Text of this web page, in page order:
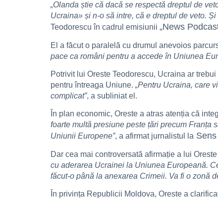
„Olanda știe că dacă se respectă dreptul de
Ucraina» și n-o să intre, că e dreptul de veto.
Teodorescu în cadrul emisiunii „News
El a făcut o paralelă cu drumul anevoios
pace ca români pentru a accede în Uniunea
Potrivit lui Oreste Teodorescu, Ucraina ar
pentru întreaga Uniune. „Pentru Ucraina, care
complicat”, a subliniat el.
În plan economic, Oreste a atras atenția că
foarte multă presiune peste țări precum
Uniunii Europene”, a afirmat jurnalistul la
Dar cea mai controversată afirmație a lui
cu aderarea Ucrainei la Uniunea Europeană.
făcut-o până la anexarea Crimeii. Va fi o zonă
În privința Republicii Moldova, Oreste a